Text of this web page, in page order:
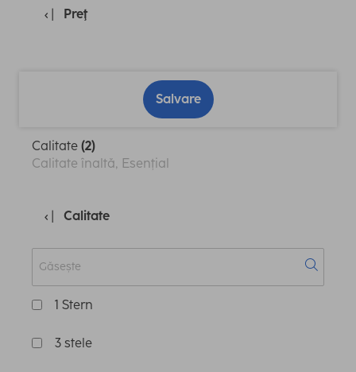
Preţ
Salvare
Calitate (2)
Calitate înaltă, Esențial
Calitate
1 Stern
3 stele